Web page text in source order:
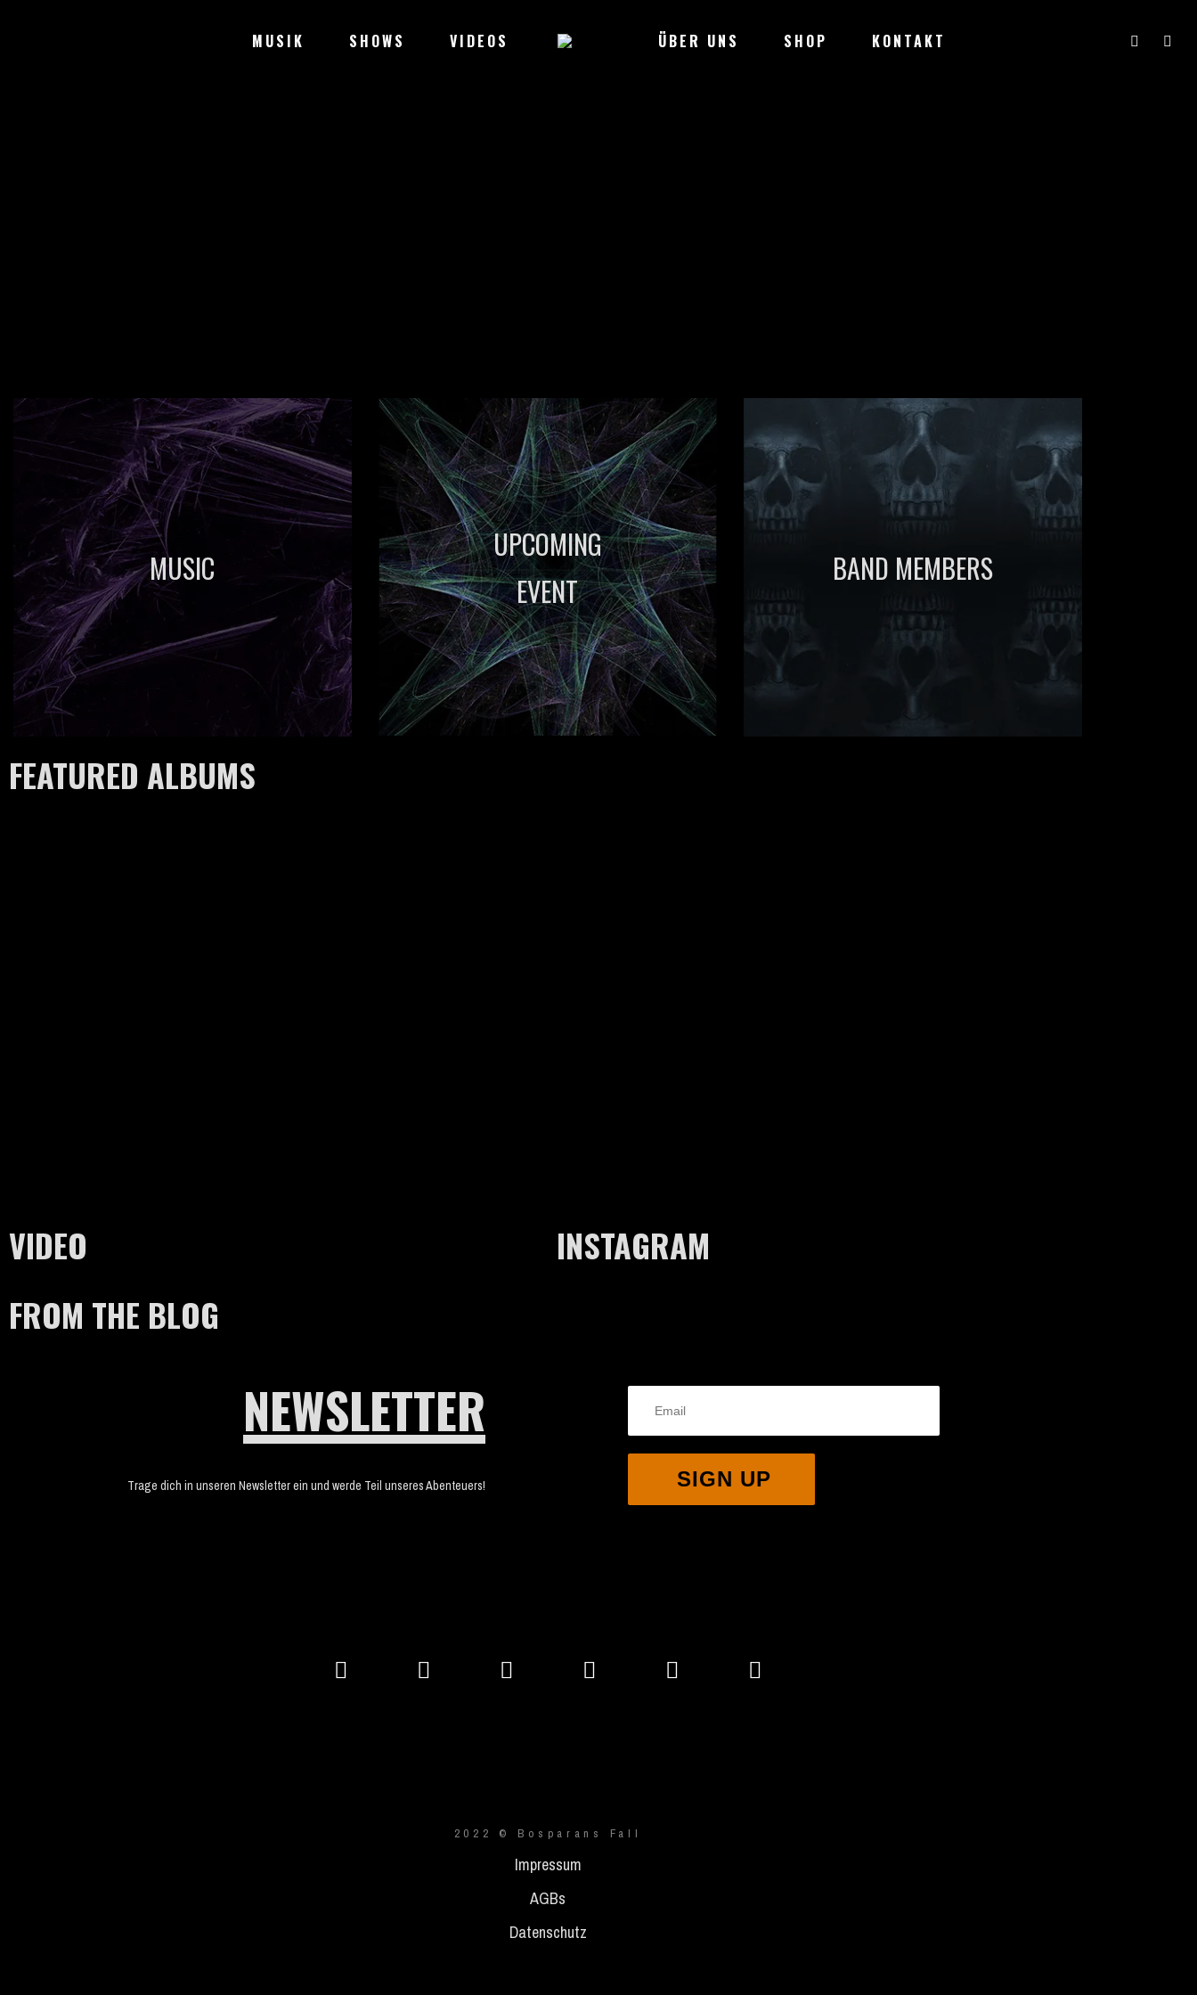
MUSIK SHOWS VIDEOS ÜBER UNS SHOP KONTAKT
MUSIC
UPCOMING
EVENT
BAND MEMBERS
FEATURED ALBUMS
VIDEO
INSTAGRAM
FROM THE BLOG
NEWSLETTER
Trage dich in unseren Newsletter ein und werde Teil unseres Abenteuers! SIGN UP
2022 © Bosparans Fall
Impressum
AGBs
Datenschutz